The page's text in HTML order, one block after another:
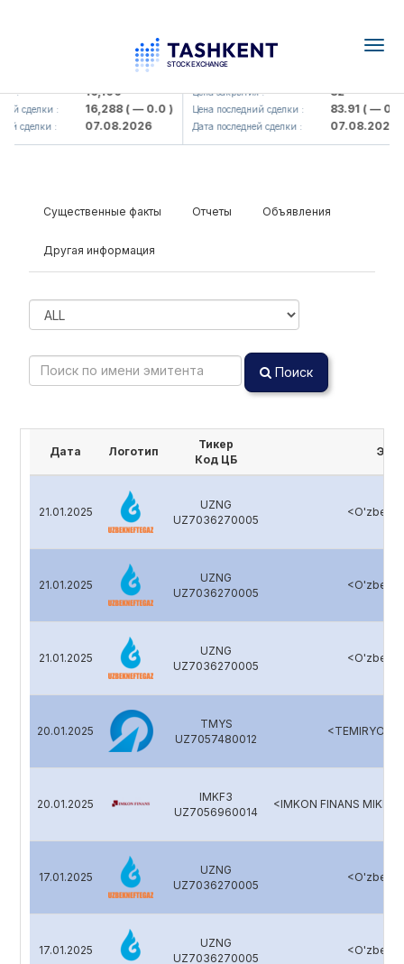
: 16,100
сделки : 16,288( — 0.0 )
сделки : 07.08.2026
KFSK (<Kafolat sug'urta
Цена закрытия : 82
Цена последний сделки : 83.91( — 0.0 )
Дата последней сделки : 07.08.2026
Существенные факты Отчеты Объявления
Другая информация
Поиск
Дата Логотип
Тикер
Код ЦБ
21.01.2025
UZNG
UZ7036270005
21.01.2025
UZNG
UZ7036270005
21.01.2025
UZNG
UZ7036270005
20.01.2025
TMYS
UZ7057480012
<TEMIRYO'L-
20.01.2025
IMKF3
UZ7056960014
<IMKON FINANS
17.01.2025
UZNG
UZ7036270005
17.01.2025
UZNG
UZ7036270005